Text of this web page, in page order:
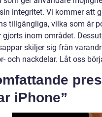
integritet. Vi kommer att
tillgängliga, vilka som är
gjorts inom området.
skiljer sig från
och nackdelar. Låt oss
iPhone”